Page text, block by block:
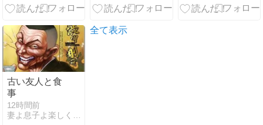
産「EMA
PROJECT」
公式ムービー
の見どころ
古い友人と食
事
12時間前
妻よ息子よ楽しくやろう
全て表示